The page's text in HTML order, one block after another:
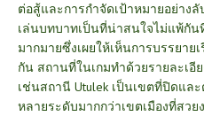
ต่อสู้และการกำจัดเป้าหมายอย่าง
เล่นบทบาทเป็นที่น่าสนใจไม่แพ้กั
มากมายซึ่งเผยให้เห็นการบรรยาย
กัน สถานที่ในเกมทำด้วยรายละเอี
เช่นสถานี Utulek เป็นเขตที่ปิดแล
หลายระดับมากกว่าเขตเมืองที่สว